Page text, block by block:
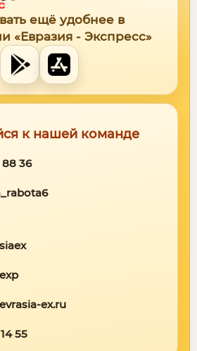
ещё удобнее в
«Евразия - Экспресс»
к нашей команде
88 36
ex.ru
55